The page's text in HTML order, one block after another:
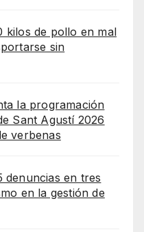
kilos de pollo en mal
sin
la programación
Sant Agustí 2026
verbenas
denuncias en tres
en la gestión de